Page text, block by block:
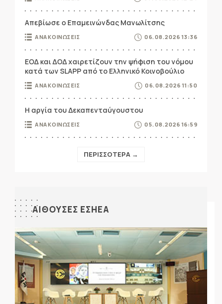
Απεβίωσε ο Επαμεινώνδας Μανωλίτσης
ΑΝΑΚΟΙΝΩΣΕΙΣ 06.08.2026 13:36
ΕΟΔ και ΔΟΔ χαιρετίζουν την ψήφιση του νόμου
κατά των SLAPP από το Ελληνικό Κοινοβούλιο
ΑΝΑΚΟΙΝΩΣΕΙΣ 06.08.2026 11:50
Η αργία του Δεκαπενταύγουστου
ΑΝΑΚΟΙΝΩΣΕΙΣ 05.08.2026 16:59
ΠΕΡΙΣΣΟΤΕΡΑ →
ΑΙΘΟΥΣΕΣ ΕΣΗΕΑ